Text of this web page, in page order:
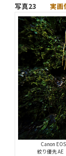
写真23 実画
Canon
絞り優先